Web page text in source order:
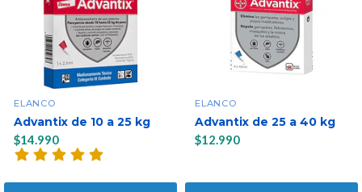
ELANCO
Advantix de 10 a 25 kg
$14.990
ELANCO
Advantix de 25 a 40 kg
$12.990